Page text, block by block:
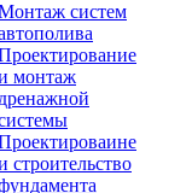
систем
монтаж
дренажной
строительство